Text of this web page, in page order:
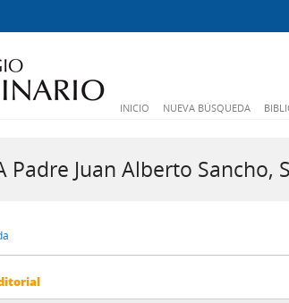
INICIO NUEVA BÚSQUEDA
Padre Juan Alberto Sancho,